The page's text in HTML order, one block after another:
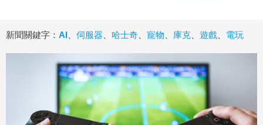
新聞關鍵字： AI 伺服器 哈士奇 寵物 庫克 遊戲 電玩